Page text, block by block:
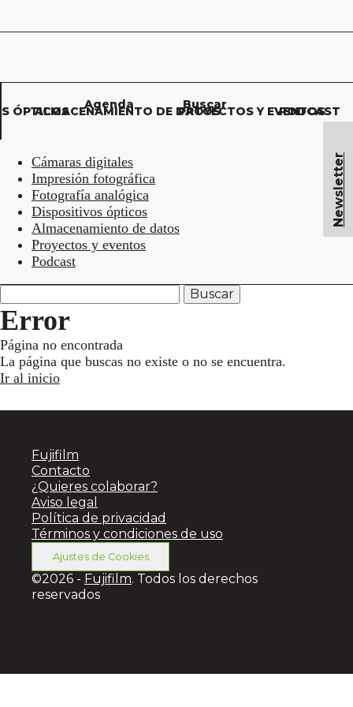
ÓPTICOS
ALMACENAMIENTO DE DATOSPROYECTOS Y EVENTOS
PODCAST
Cámaras digitales
Impresión fotográfica
Fotografía analógica
Dispositivos ópticos
Almacenamiento de datos
Proyectos y eventos
Podcast
Agenda Buscar
Error
Página no encontrada
La página que buscas no existe o no se encuentra.
Ir al inicio
Newsletter
Fujifilm
Contacto
¿Quieres colaborar?
Aviso legal
Política de privacidad
Términos y condiciones de uso
Ajustes de Cookies
©2026 - Fujifilm. Todos los derechos
reservados